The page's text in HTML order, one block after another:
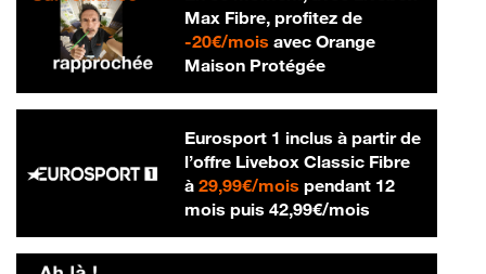
Max Fibre, profitez de
-20€/mois20 € par mois
avec Orange
Maison Protégée
Eurosport 1 inclus à partir de
l’offre Livebox Classic Fibre
à 29,99€/mois29,99 € par mois
pendant 12
mois puis 42,99€/mois42,99 € par